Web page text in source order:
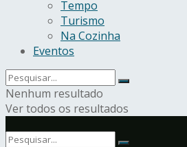
Tempo
Turismo
Na Cozinha
Eventos
Nenhum resultado
Ver todos os resultados